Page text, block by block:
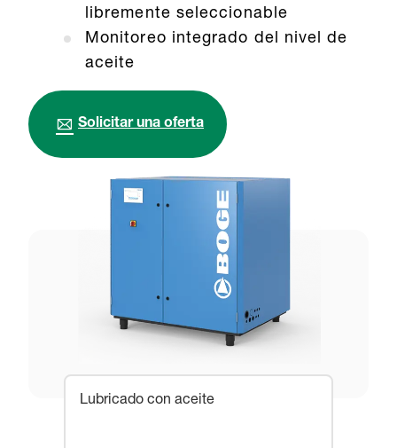
libremente seleccionable
Monitoreo integrado del nivel de
aceite
Solicitar una oferta
Lubricado con aceite